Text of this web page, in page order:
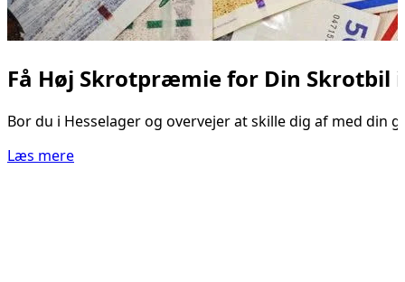
Få Høj Skrotpræmie for Din Skrotbil
Bor du i Hesselager og overvejer at skille dig af med
Læs mere